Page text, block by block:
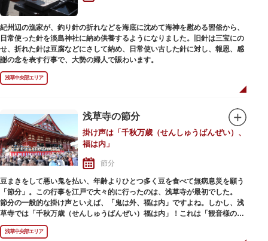
紀州辺の漁家が、釣り針の折れなどを海底に沈めて海神を慰める習俗から、
日常使った針を淡島神社に納め供養するようになりました。旧針は三宝にの
せ、折れた針は豆腐などにさして納め、日常使い古した針に対し、報恩、感
謝の念を表す行事で、大勢の婦人で賑わいます。
浅草中央部エリア
浅草寺の節分
掛け声は「千秋万歳（せんしゅうばんぜい）、
福は内」
節分
豆まきをして悪い鬼を払い、年齢よりひとつ多く豆を食べて無病息災を願う
「節分」。この行事を江戸で大々的に行ったのは、浅草寺が最初でした。
節分の一般的な掛け声といえば、「鬼は外、福は内」ですよね。しかし、浅
草寺では「千秋万歳（せんしゅうばんぜい）福は内」！これは「観音様の前
に鬼はいない」ことに由来します。
浅草中央部エリア